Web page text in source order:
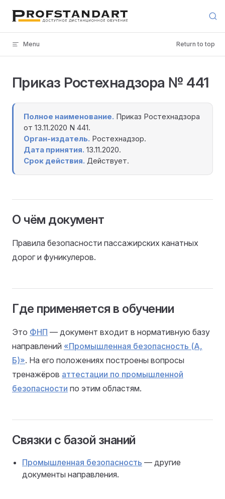
Skip to content
Menu Return to top
Приказ Ростехнадзора № 441
Полное наименование. Приказ Ростехнадзора
от 13.11.2020 N 441.
Орган-издатель. Ростехнадзор.
Дата принятия. 13.11.2020.
Срок действия. Действует.
О чём документ
Правила безопасности пассажирских канатных
дорог и фуникулеров.
Где применяется в обучении
Это ФНП — документ входит в нормативную базу
направлений «Промышленная безопасность (А,
Б)». На его положениях построены вопросы
тренажёров аттестации по промышленной
безопасности по этим областям.
Связки с базой знаний
Промышленная безопасность — другие
документы направления.